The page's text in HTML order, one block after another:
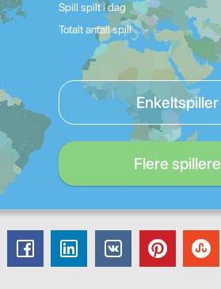
Spill spilt i dag
Totalt antall spill
Enkeltspiller
Flere spillere